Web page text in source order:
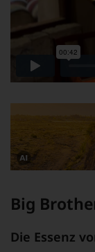
Dieses
mithilfe
von
verändert.
Big
Die Essenz